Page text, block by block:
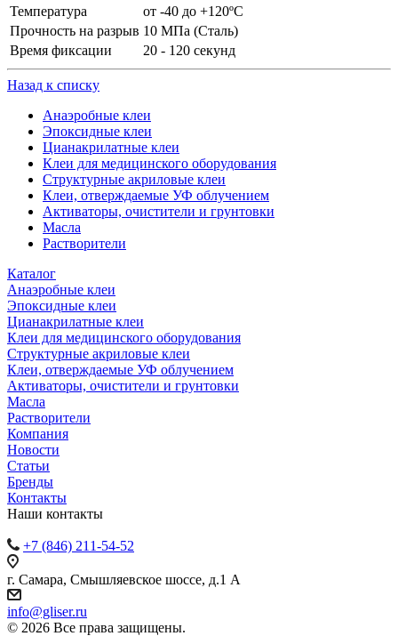
Температура
от -40 до +120ºС
Прочность на разрыв 10 МПа (Сталь)
Время фиксации
20 - 120 секунд
Назад к списку
Анаэробные клеи
Эпоксидные клеи
Цианакрилатные клеи
Клеи для медицинского оборудования
Структурные акриловые клеи
Клеи, отверждаемые УФ облучением
Активаторы, очистители и грунтовки
Масла
Растворители
Каталог
Анаэробные клеи
Эпоксидные клеи
Цианакрилатные клеи
Клеи для медицинского оборудования
Структурные акриловые клеи
Клеи, отверждаемые УФ облучением
Активаторы, очистители и грунтовки
Масла
Растворители
Компания
Новости
Статьи
Бренды
Контакты
Наши контакты
+7 (846) 211-54-52
г. Самара, Смышляевское шоссе, д.1 А
info@gliser.ru
© 2026 Все права защищены.